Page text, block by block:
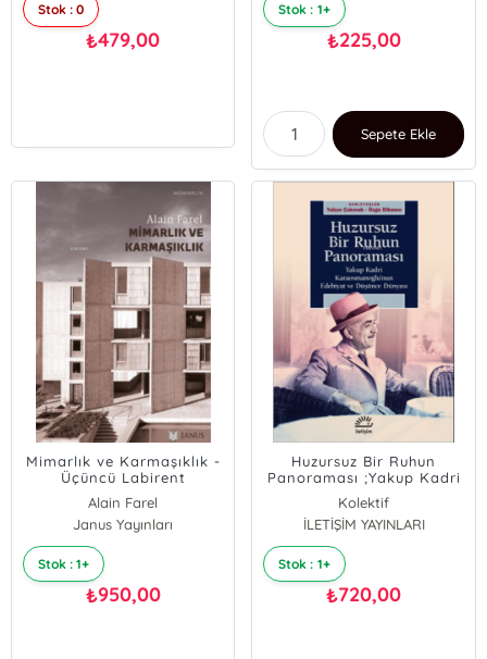
Stok : 0
₺479,00
Stok : 1+
₺225,00
Sepete Ekle
Mimarlık ve Karmaşıklık -
Üçüncü Labirent
Alain Farel
Janus Yayınları
Stok : 1+
₺950,00
Huzursuz Bir Ruhun
Panoraması ;Yakup Kadri
Karaosmanoğlu'nun
Edebiyat ve Düşünce
Dünyası
Kolektif
İLETİŞİM YAYINLARI
Stok : 1+
₺720,00